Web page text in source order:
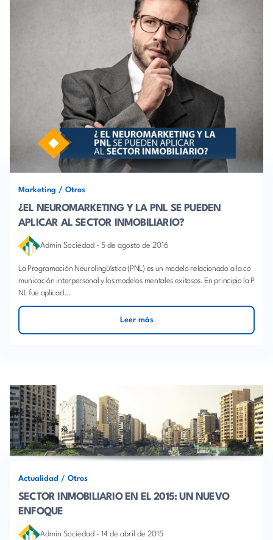
Marketing / Otros
¿EL NEUROMARKETING Y LA PNL SE PUEDEN
APLICAR AL SECTOR INMOBILIARIO?
Admin Sociedad - 5 de agosto de 2016
La Programación Neurolingüística (PNL) es un modelo relacionado a la co
municación interpersonal y los modelos mentales exitosos. En principio la P
NL fue aplicad...
Leer más
Actualidad / Otros
SECTOR INMOBILIARIO EN EL 2015: UN NUEVO
ENFOQUE
Admin Sociedad - 14 de abril de 2015